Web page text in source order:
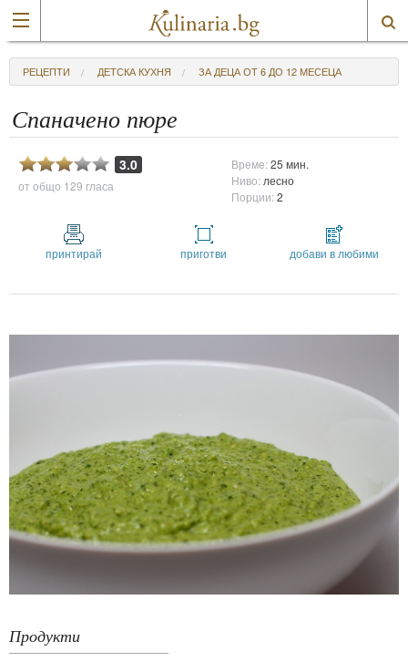
РЕЦЕПТИ ДЕТСКА КУХНЯ ЗА ДЕЦА ОТ 6 ДО 12 МЕСЕЦА
Спаначено пюре
3.0
от общо 129 гласа
Време:25 мин.
Ниво: лесно
Порции:2
принтирай приготви добави в любими
Продукти